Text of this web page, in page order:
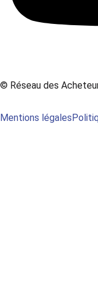
© Réseau des
Mentions légales